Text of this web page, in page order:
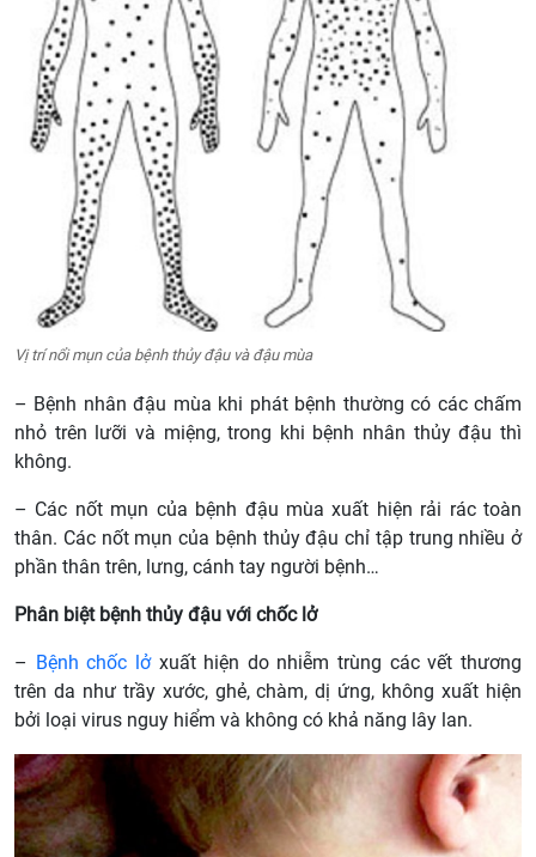
Vị trí nổi mụn của bệnh thủy đậu và đậu mùa
– Bệnh nhân đậu mùa khi phát bệnh thường có các chấm
nhỏ trên lưỡi và miệng, trong khi bệnh nhân thủy đậu thì
không.
– Các nốt mụn của bệnh đậu mùa xuất hiện rải rác toàn
thân. Các nốt mụn của bệnh thủy đậu chỉ tập trung nhiều ở
phần thân trên, lưng, cánh tay người bệnh…
Phân biệt bệnh thủy đậu với chốc lở
– Bệnh chốc lởxuất hiện do nhiễm trùng các vết thương
trên da như trầy xước, ghẻ, chàm, dị ứng, không xuất hiện
bởi loại virus nguy hiểm và không có khả năng lây lan.